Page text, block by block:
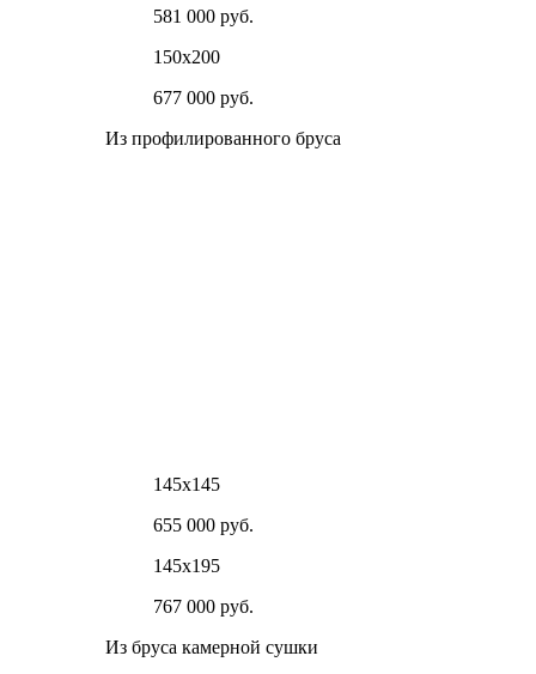
581 000 руб.
150х200
677 000 руб.
Из профилированного бруса
145х145
655 000 руб.
145х195
767 000 руб.
Из бруса камерной сушки